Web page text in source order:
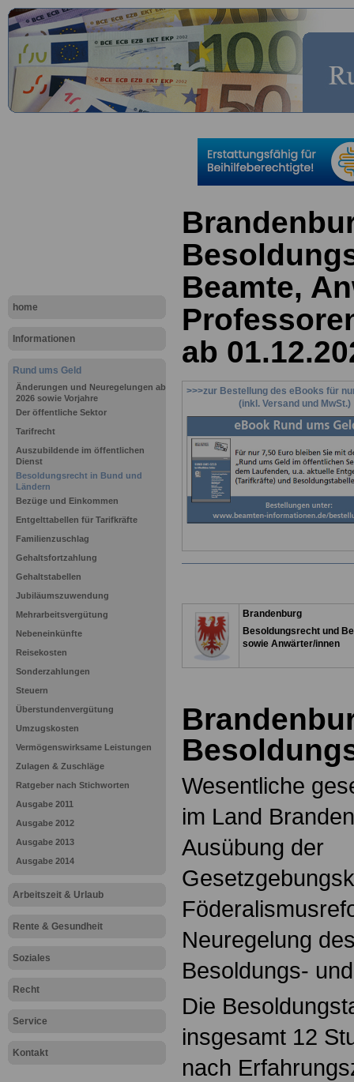
home
Informationen
Rund ums Geld
Änderungen und Neuregelungen ab
2026 sowie Vorjahre
Der öffentliche Sektor
Tarifrecht
Auszubildende im öffentlichen
Dienst
Besoldungsrecht in Bund und
Ländern
Bezüge und Einkommen
Entgelttabellen für Tarifkräfte
Familienzuschlag
Gehaltsfortzahlung
Gehaltstabellen
Jubiläumszuwendung
Mehrarbeitsvergütung
Nebeneinkünfte
Reisekosten
Sonderzahlungen
Steuern
Überstundenvergütung
Umzugskosten
Vermögenswirksame Leistungen
Zulagen & Zuschläge
Ratgeber nach Stichworten
Ausgabe 2011
Ausgabe 2012
Ausgabe 2013
Ausgabe 2014
Arbeitszeit & Urlaub
Rente & Gesundheit
Soziales
Recht
Service
Kontakt
Beamte,
ab
>>>zur Bestellung des eBooks für
(inkl. Versand und MwSt.)
Brandenburg
Besoldungsrecht und
sowie Anwärter/innen
Wesentliche
im Land
Ausübung der
Neuregelung
Besoldungs-
Die
insgesamt 12
nach